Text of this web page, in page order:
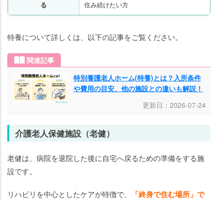
る
住み続けたい方
特養について詳しくは、以下の記事をご覧ください。
関連記事
特別養護老人ホーム(特養)とは？入所条件
や費用の目安、他の施設との違いも解説！
更新日：2026-07-24
介護老人保健施設（老健）
老健は、病院を退院した後に自宅へ戻るための準備をする施
設です。
リハビリを中心としたケアが特徴で、
「終身で住む場所」で